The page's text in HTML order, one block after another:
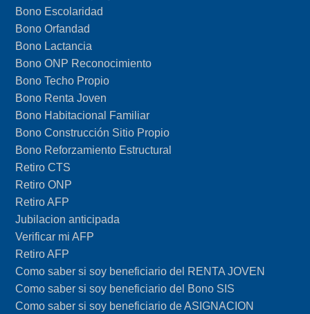
Bono Escolaridad
Bono Orfandad
Bono Lactancia
Bono ONP Reconocimiento
Bono Techo Propio
Bono Renta Joven
Bono Habitacional Familiar
Bono Construcción Sitio Propio
Bono Reforzamiento Estructural
Retiro CTS
Retiro ONP
Retiro AFP
Jubilacion anticipada
Verificar mi AFP
Retiro AFP
Como saber si soy beneficiario del RENTA JOVEN
Como saber si soy beneficiario del Bono SIS
Como saber si soy beneficiario de ASIGNACION